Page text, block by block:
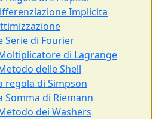
Implicita
Serie di Fourier
di Lagrange
delle Shell
regola di Simpson
Somma di Riemann
dei Washers